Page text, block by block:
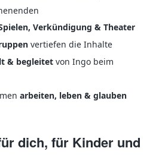
Verkündigung & Theater
vertiefen die Inhalte
& begleitet von Ingo beim
arbeiten, leben & glauben
dich, für Kinder und